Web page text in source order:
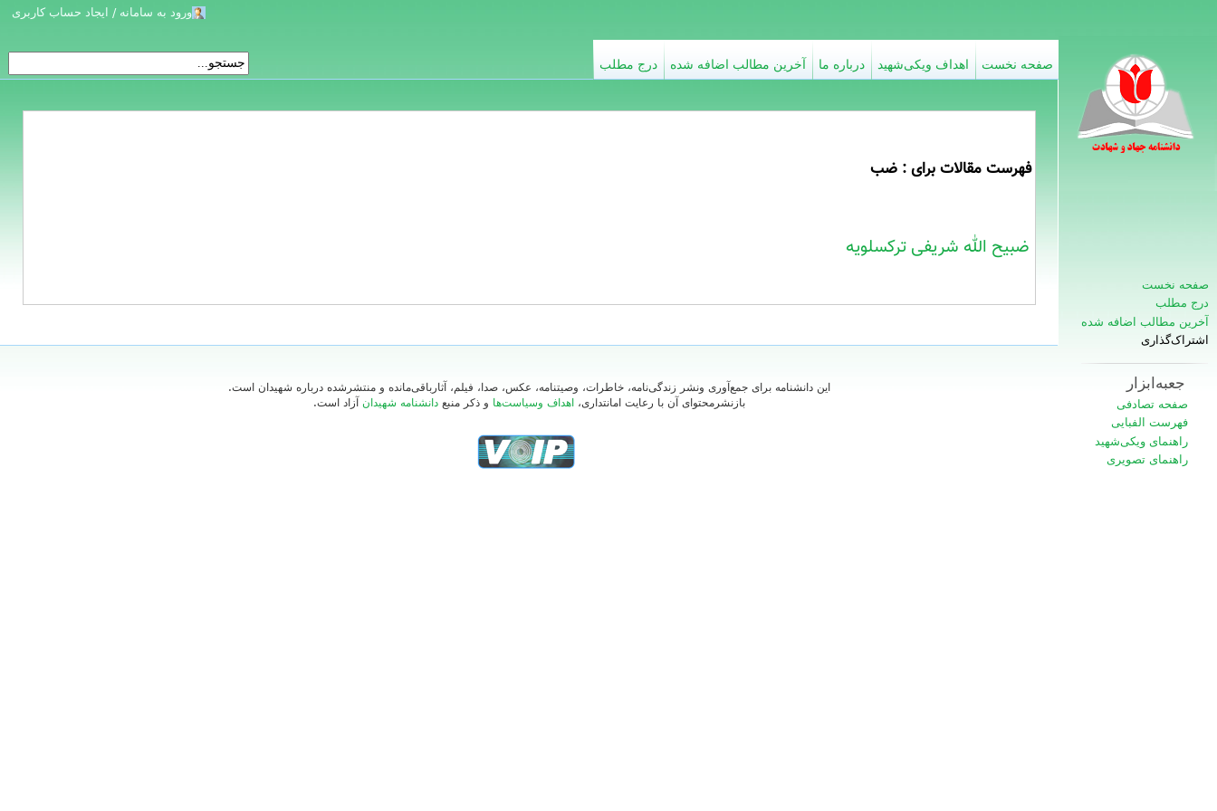
فهرست مقالات برای : ضب
ضبیح الله شریفی ترکسلویه
ورود به سامانه / ایجاد حساب کاربری
درج مطلب آخرین مطالب اضافه شده درباره ما اهداف ویکی‌شهید صفحه نخست
صفحه نخست
درج مطلب
آخرین مطالب اضافه شده
اشتراک‌گذاری
جعبه‌ابزار
صفحه تصادفی
فهرست الفبایی
راهنمای ویکی‌شهید
راهنمای تصویری
این دانشنامه برای جمع‌آوری ونشر زندگی‌نامه، خاطرات، وصیتنامه، عکس، صدا، فیلم، آثارباقی‌مانده و منتشرشده درباره شهیدان است.
بازنشرمحتوای آن با رعایت امانتداری، اهداف وسیاست‌ها و ذکر منبعدانشنامه شهیدان آزاد است.